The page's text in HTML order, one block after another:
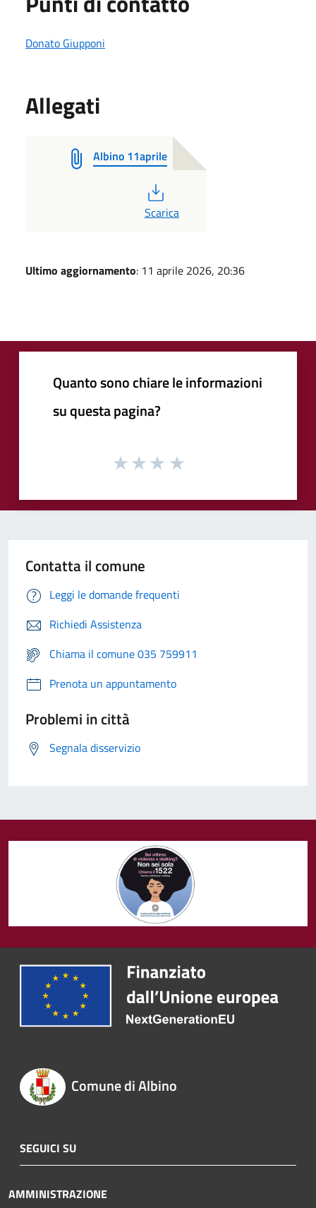
Donato Giupponi
Allegati
Albino 11aprile
PDF
Scarica
Ultimo aggiornamento: 11 aprile 2026, 20:36
Quanto sono chiare le informazioni
su questa pagina?
Contatta il comune
Leggi le domande frequenti
Richiedi Assistenza
Chiama il comune 035 759911
Prenota un appuntamento
Problemi in città
Segnala disservizio
Comune di Albino
SEGUICI SU
AMMINISTRAZIONE